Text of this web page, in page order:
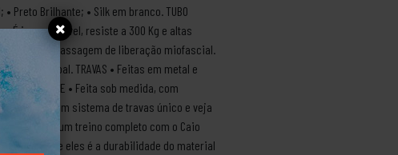
• Preto Brilhante; • Silk em branco. TUBO
• É impermeável, resiste a 300 Kg e altas
ou para massagem de liberação miofascial.
principal. TRAVAS • Feitas em metal e
• Feita sob medida, com
tem um sistema de travas único e veja
Assista um treino completo com o Caio
entre eles é a durabilidade do material